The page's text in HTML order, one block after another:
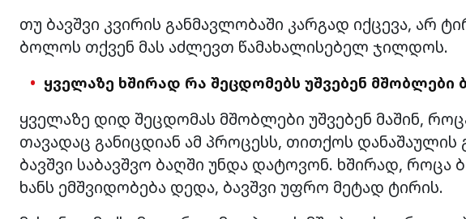
თუ ბავშვი კვირის განმავლობაში კარგად იქცევა, არ
ბოლოს თქვენ მას აძლევთ წამახალისებელ ჯილდოს.
ყველაზე ხშირად რა შეცდომებს უშვებენ მშობლები
ყველაზე დიდ შეცდომას მშობლები უშვებენ მაშინ,
თავადაც განიცდიან ამ პროცესს, თითქოს დანაშაულის
ბავშვი საბავშვო ბაღში უნდა დატოვონ. ხშირად, როცა
ხანს ემშვიდობება დედა, ბავშვი უფრო მეტად ტირის.